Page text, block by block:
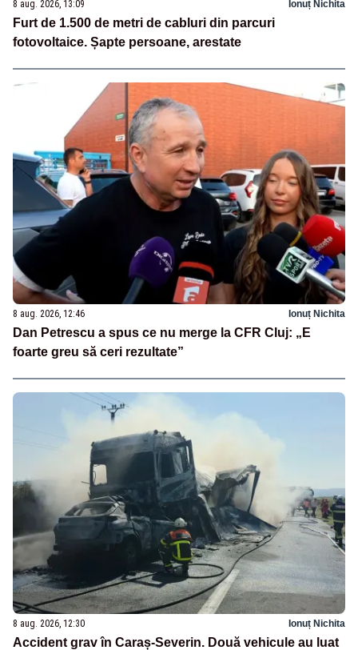
8 aug. 2026, 13:09 Ionuț Nichita
Furt de 1.500 de metri de cabluri din parcuri
fotovoltaice. Șapte persoane, arestate
8 aug. 2026, 12:46 Ionuț Nichita
Dan Petrescu a spus ce nu merge la CFR Cluj: „E
foarte greu să ceri rezultate”
8 aug. 2026, 12:30 Ionuț Nichita
Accident grav în Caraș-Severin. Două vehicule au luat